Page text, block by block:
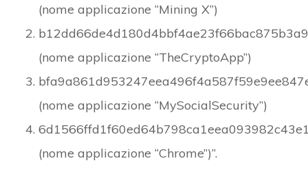
(nome applicazione “Mining X”)
(nome applicazione “TheCryptoApp”)
(nome applicazione “MySocialSecurity”)
(nome applicazione “Chrome”)”.